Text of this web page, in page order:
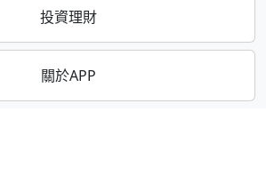
投資理財
關於APP